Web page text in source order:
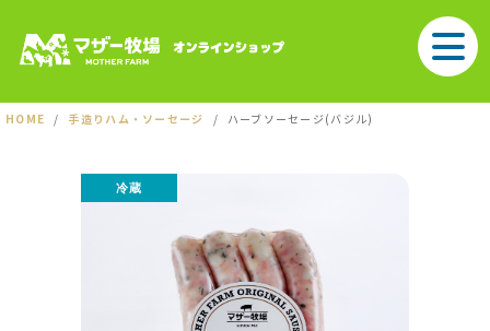
HOME 手造りハム・ソーセージ ハーブソーセージ(バジル)